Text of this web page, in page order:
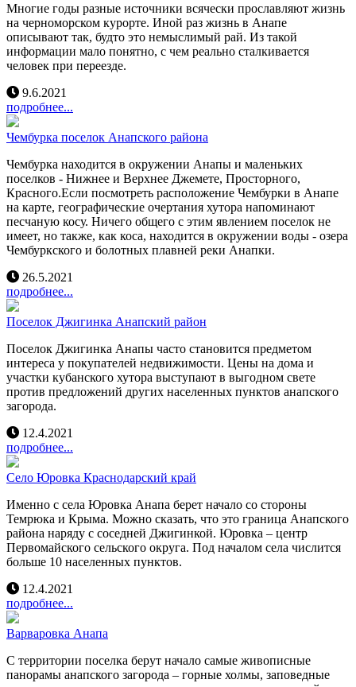
Многие годы разные источники всячески прославляют жизнь
на черноморском курорте. Иной раз жизнь в Анапе
описывают так, будто это немыслимый рай. Из такой
информации мало понятно, с чем реально сталкивается
человек при переезде.
9.6.2021
подробнее...
Чембурка поселок Анапского района
Чембурка находится в окружении Анапы и маленьких
поселков - Нижнее и Верхнее Джемете, Просторного,
Красного.Если посмотреть расположение Чембурки в Анапе
на карте, географические очертания хутора напоминают
песчаную косу. Ничего общего с этим явлением поселок не
имеет, но также, как коса, находится в окружении воды - озера
Чембуркского и болотных плавней реки Анапки.
26.5.2021
подробнее...
Поселок Джигинка Анапский район
Поселок Джигинка Анапы часто становится предметом
интереса у покупателей недвижимости. Цены на дома и
участки кубанского хутора выступают в выгодном свете
против предложений других населенных пунктов анапского
загорода.
12.4.2021
подробнее...
Село Юровка Краснодарский край
Именно с села Юровка Анапа берет начало со стороны
Темрюка и Крыма. Можно сказать, что это граница Анапского
района наряду с соседней Джигинкой. Юровка – центр
Первомайского сельского округа. Под началом села числится
больше 10 населенных пунктов.
12.4.2021
подробнее...
Варваровка Анапа
С территории поселка берут начало самые живописные
панорамы анапского загорода – горные холмы, заповедные